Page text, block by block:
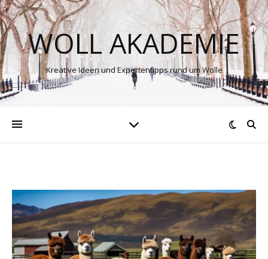
WOLL AKADEMIE
Kreative Ideen und Expertentipps rund um Wolle